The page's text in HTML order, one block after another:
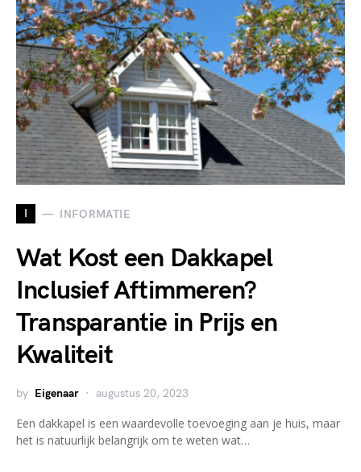
I INFORMATIE
Wat Kost een Dakkapel
Inclusief Aftimmeren?
Transparantie in Prijs en
Kwaliteit
by Eigenaar augustus 20, 2023
Een dakkapel is een waardevolle toevoeging aan je huis, maar
het is natuurlijk belangrijk om te weten wat…